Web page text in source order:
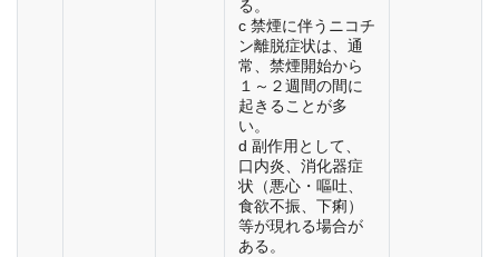
る。
c 禁煙に伴うニコチ
ン離脱症状は、通
常、禁煙開始から
１～２週間の間に
起きることが多
い。
d 副作用として、
口内炎、消化器症
状（悪心・嘔吐、
食欲不振、下痢）
等が現れる場合が
ある。